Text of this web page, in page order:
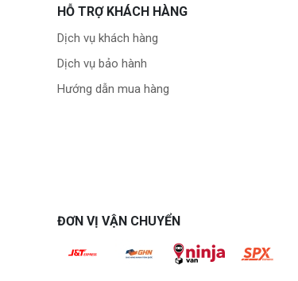
HỖ TRỢ KHÁCH HÀNG
Dịch vụ khách hàng
Dịch vụ bảo hành
Hướng dẫn mua hàng
ĐƠN VỊ VẬN CHUYỂN